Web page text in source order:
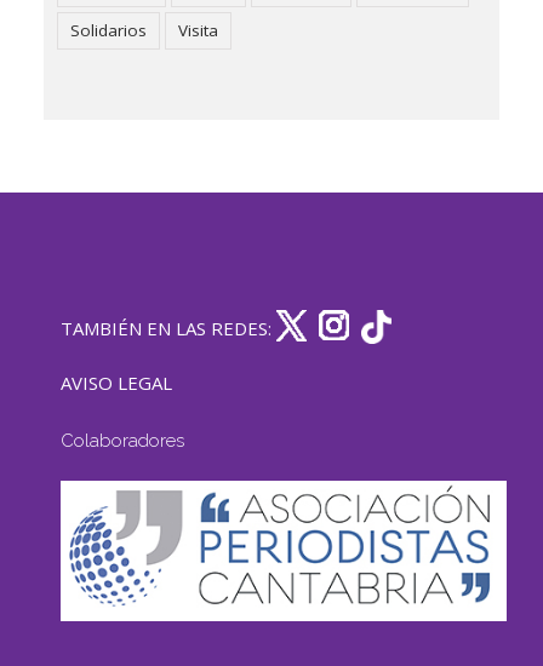
Solidarios
Visita
TAMBIÉN EN LAS REDES:
AVISO LEGAL
Colaboradores